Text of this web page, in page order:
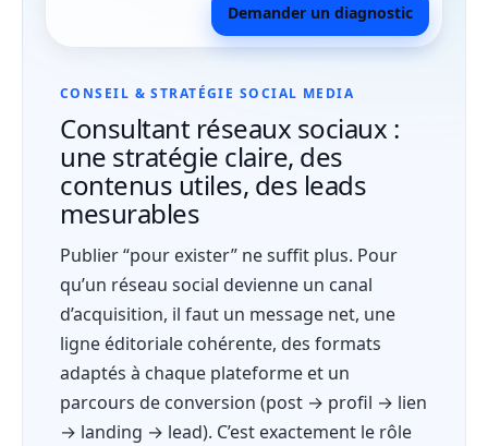
Demander un diagnostic
CONSEIL & STRATÉGIE SOCIAL MEDIA
Consultant réseaux sociaux :
une stratégie claire, des
contenus utiles, des leads
mesurables
Publier “pour exister” ne suffit plus. Pour
qu’un réseau social devienne un canal
d’acquisition, il faut un message net, une
ligne éditoriale cohérente, des formats
adaptés à chaque plateforme et un
parcours de conversion (post → profil → lien
→ landing → lead). C’est exactement le rôle